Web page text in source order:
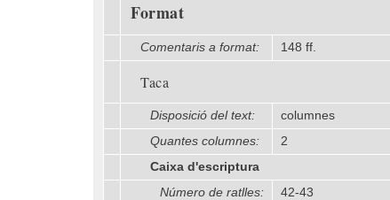
Format
Comentaris a format: 148 ff.
Taca
Disposició del text:
columnes
Quantes columnes:
2
Caixa d'escriptura
Número de ratlles:
42-43